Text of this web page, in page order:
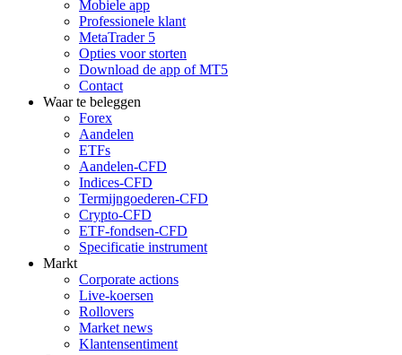
Mobiele app
Professionele klant
MetaTrader 5
Opties voor storten
Download de app of MT5
Contact
Waar te beleggen
Forex
Aandelen
ETFs
Aandelen-CFD
Indices-CFD
Termijngoederen-CFD
Crypto-CFD
ETF-fondsen-CFD
Specificatie instrument
Markt
Corporate actions
Live-koersen
Rollovers
Market news
Klantensentiment